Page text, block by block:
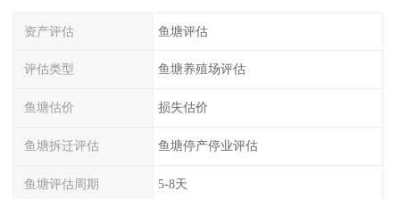
资产评估 鱼塘评估
评估类型 鱼塘养殖场评估
鱼塘估价 损失估价
鱼塘拆迁评估 鱼塘停产停业评估
鱼塘评估周期 5-8天